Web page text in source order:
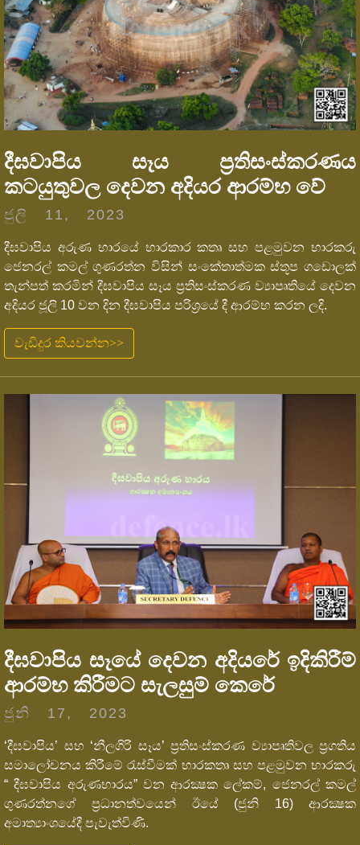
දීඝවාපිය සෑය ප්‍රතිසංස්කරණය
කටයුතුවල දෙවන අදියර ආරම්භ වේ
ජුලි 11, 2023
දීඝවාපිය අරුණ භාරයේ භාරකාර කතෘ සහ පළමුවන භාරකරු
ජෙනරල් කමල් ගුණරත්න විසින් සංකේතාත්මක ස්තූප ගඩොලක්
තැන්පත් කරමින් දීඝවාපිය සෑය ප්‍රතිසංස්කරණ ව්‍යාපෘතියේ දෙවන
අදියර ජූලි 10 වන දින දීඝවාපිය පරිශ්‍රයේ දී ආරම්භ කරන ලදි.
වැඩිදුර කියවන්න>>
දීඝවාපිය සෑයේ දෙවන අදියරේ ඉදිකිරීම්
ආරම්භ කිරීමට සැලසුම් කෙරේ
ජුනි 17, 2023
‘දීඝවාපිය’ සහ ‘නීලගිරි සෑය’ ප්‍රතිසංස්කරණ ව්‍යාපෘතිවල ප්‍රගතිය
සමාලෝචනය කිරීමේ රැස්වීමක් භාරකතෘ සහ පළමුවන භාරකරු
“ දීඝවාපිය අරුණභාරය” වන ආරක්‍ෂක ලේකම්, ජෙනරල් කමල්
ගුණරත්නගේ ප්‍රධානත්වයෙන් ඊයේ (ජුනි 16) ආරක්‍ෂක
අමාත්‍යාංශයේදී පැවැත්විණි.